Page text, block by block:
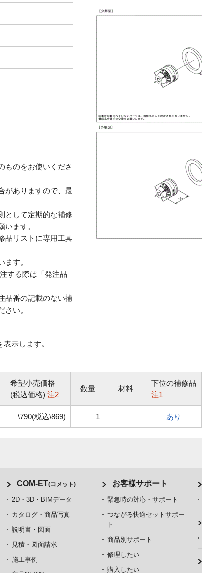
ものをお使いくださ
がありますので、最
して定期的な補修
います。
品リストに専用工具
ます。
する際は「発注品
品番の記載のない補
い。
示します。
希望小売価格
(税込価格) 注2
数量 材料
下位の補修品
注1
\790(税込\869) 1 あり
COM-ET(コメット)
2D・3D・BIMデータ
カタログ・商品写真
説明書・図面
見積・図面請求
施工事例
お客様サポート
緊急時の対応・サポート
つながる快適セットサポー
ト
商品別サポート
修理したい
購入したい